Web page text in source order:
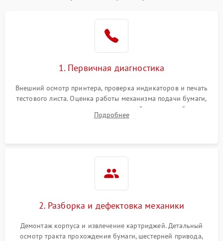
1. Первичная диагностика
Внешний осмотр принтера, проверка индикаторов и печать
тестового листа. Оценка работы механизма подачи бумаги,
выявление посторонних шумов, замятий и первичный анализ
дефектов печати (полосы, фон, пробелы).
Подробнее
2. Разборка и дефектовка механики
Демонтаж корпуса и извлечение картриджей. Детальный
осмотр тракта прохождения бумаги, шестерней привода,